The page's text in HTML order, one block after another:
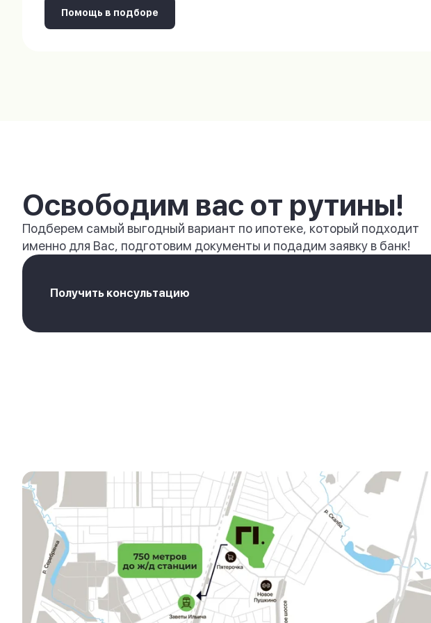
Помощь в подборе
Освободим вас от рутины!
Подберем самый выгодный вариант по ипотеке, который подходит
именно для Вас, подготовим документы и подадим заявку в банк!
Получить консультацию